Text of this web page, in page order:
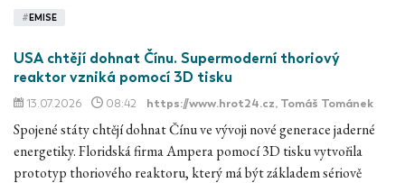
# EMISE
USA chtějí dohnat Čínu. Supermoderní thoriový
reaktor vzniká pomocí 3D tisku
13.07.2026 08:42 https://www.hrot24.cz, Tomáš Tománek
Spojené státy chtějí dohnat Čínu ve vývoji nové generace jaderné
energetiky. Floridská firma Ampera pomocí 3D tisku vytvořila
prototyp thoriového reaktoru, který má být základem sériově